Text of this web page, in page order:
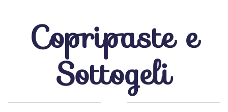
Copripaste e
Sottogeli